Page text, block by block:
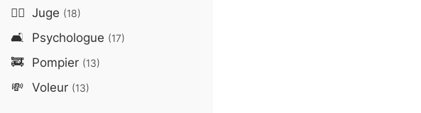
👨‍⚖️ Juge (18)
🛋️ Psychologue (17)
🚒 Pompier (13)
💸 Voleur (13)